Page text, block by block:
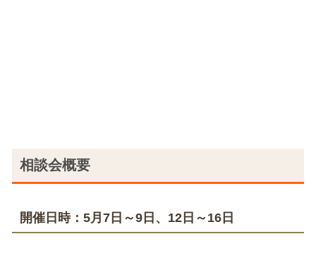
相談会概要
開催日時：5月7日～9日、12日～16日